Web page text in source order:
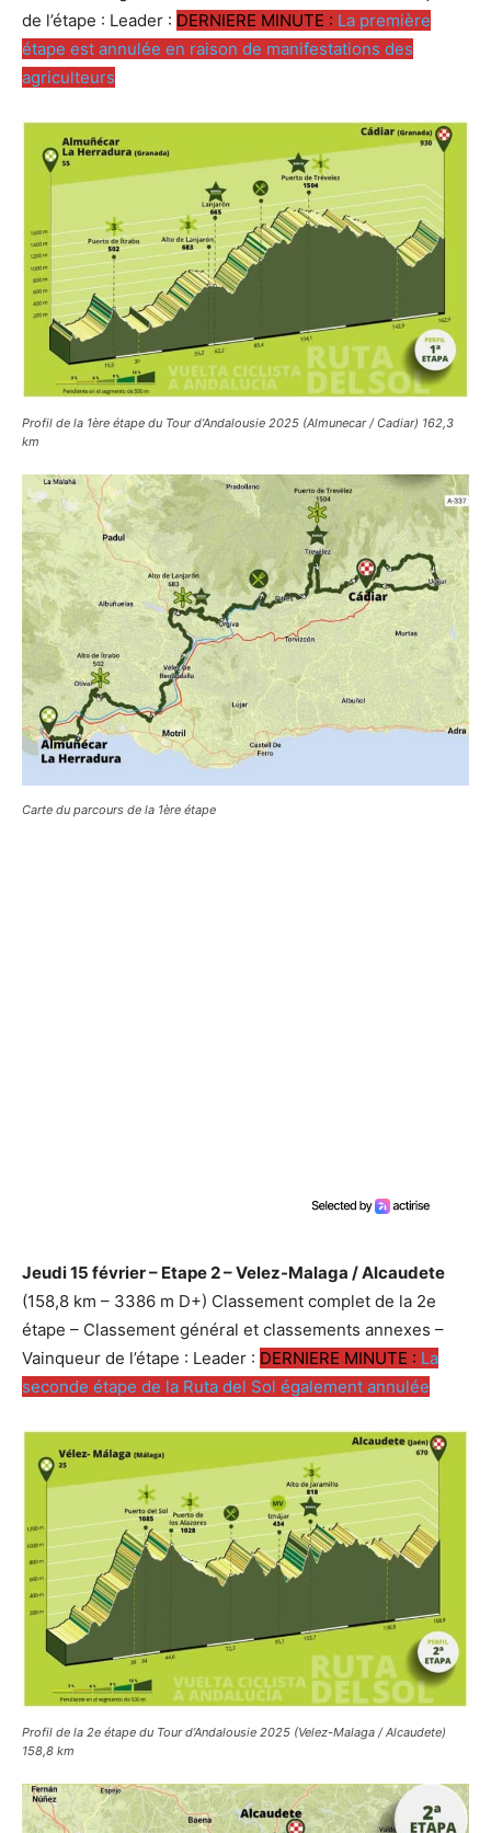
de l’étape : Leader : DERNIERE MINUTE : La première
étape est annulée en raison de manifestations des
agriculteurs
Profil de la 1ère étape du Tour d’Andalousie 2025 (Almunecar / Cadiar) 162,3
km
Carte du parcours de la 1ère étape
Jeudi 15 février – Etape 2 – Velez-Malaga / Alcaudete
(158,8 km – 3386 m D+) Classement complet de la 2e
étape – Classement général et classements annexes –
Vainqueur de l’étape : Leader : DERNIERE MINUTE : La
seconde étape de la Ruta del Sol également annulée
Profil de la 2e étape du Tour d’Andalousie 2025 (Velez-Malaga / Alcaudete)
158,8 km